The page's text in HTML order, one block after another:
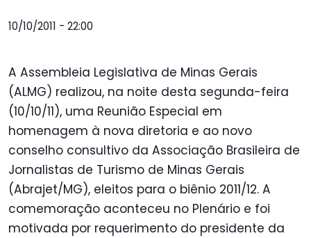
10/10/2011 - 22:00
A Assembleia Legislativa de Minas Gerais
(ALMG) realizou, na noite desta segunda-feira
(10/10/11), uma Reunião Especial em
homenagem à nova diretoria e ao novo
conselho consultivo da Associação Brasileira de
Jornalistas de Turismo de Minas Gerais
(Abrajet/MG), eleitos para o biênio 2011/12. A
comemoração aconteceu no Plenário e foi
motivada por requerimento do presidente da